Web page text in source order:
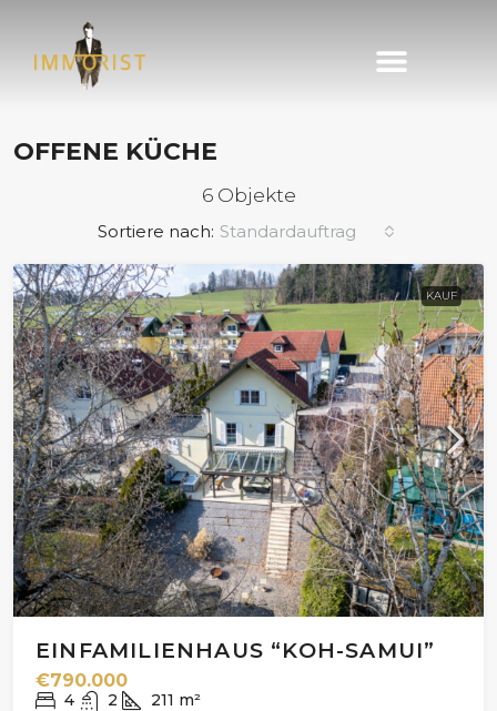
OFFENE KÜCHE
6 Objekte
Sortiere nach: Standardauftrag
KAUF
EINFAMILIENHAUS “KOH-SAMUI”
€790.000
4 2 211 m²